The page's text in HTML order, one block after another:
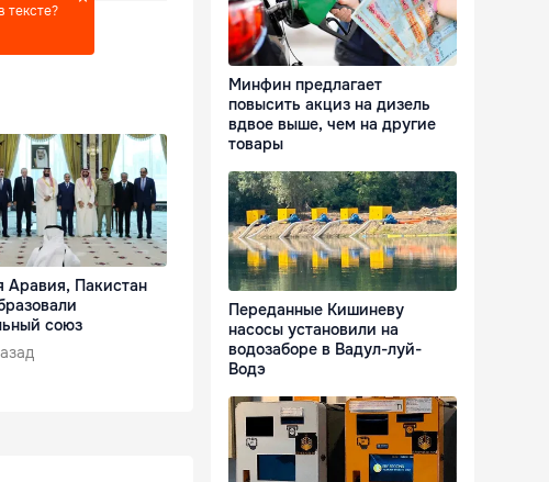
тексте?
Аравия, Пакистан
союз
Минфин предлагает
повысить акциз на дизель
вдвое выше, чем на другие
товары
Переданные Кишиневу
насосы установили на
водозаборе в Вадул-луй-
Водэ